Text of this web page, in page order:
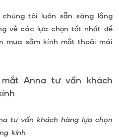
tôi luôn sẵn sàng lắng
về các lựa chọn tốt nhất để
mua sắm kính mắt thoải mái
tư vấn khách hàng lựa chọn
kính